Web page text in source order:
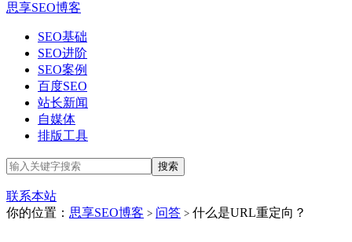
思享SEO博客
SEO基础
SEO进阶
SEO案例
百度SEO
站长新闻
自媒体
排版工具
联系本站
你的位置： 思享SEO博客 > 问答 > 什么是URL重定向？